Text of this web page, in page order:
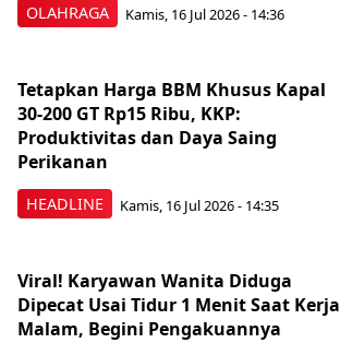
OLAHRAGA Kamis, 16 Jul 2026 - 14:36
HEADLINE
Tetapkan Harga BBM Khusus Kapal
30-200 GT Rp15 Ribu, KKP:
Produktivitas dan Daya Saing
Perikanan
Kamis, 16 Jul 2026 - 14:35
Viral! Karyawan Wanita Diduga
Dipecat Usai Tidur 1 Menit Saat Kerja
Malam, Begini Pengakuannya